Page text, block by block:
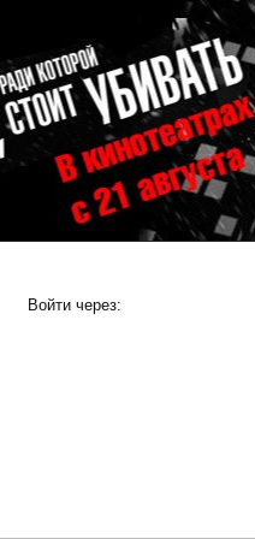
Войти через: